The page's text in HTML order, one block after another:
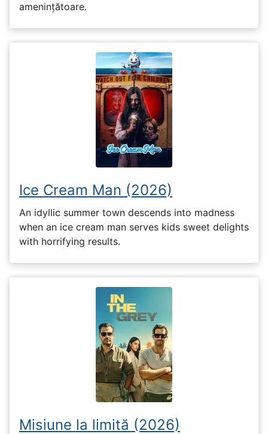
amenințătoare.
Ice Cream Man (2026)
An idyllic summer town descends into madness
when an ice cream man serves kids sweet delights
with horrifying results.
Misiune la limită (2026)